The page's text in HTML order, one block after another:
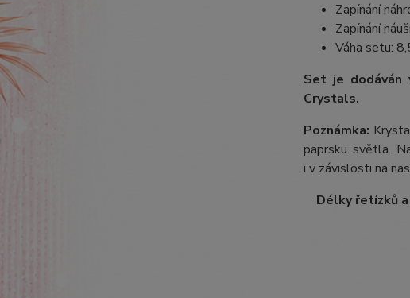
Zapínání
Zapínání
Váha setu:
Set je dodáván
Crystals.
Poznámka:
paprsku světla.
i v závislosti na
Délky řetízků